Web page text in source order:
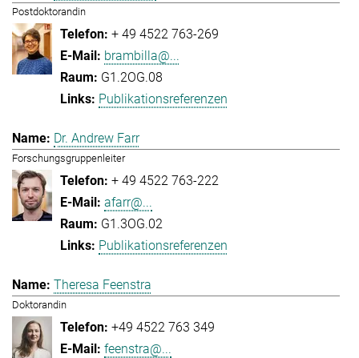
Postdoktorandin
+ 49 4522 763-269
brambilla@...
G1.2OG.08
Publikationsreferenzen
Dr. Andrew Farr
Forschungsgruppenleiter
+ 49 4522 763-222
afarr@...
G1.3OG.02
Publikationsreferenzen
Theresa Feenstra
Doktorandin
+49 4522 763 349
feenstra@...